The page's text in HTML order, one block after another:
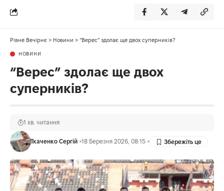
Рівне Вечірнє > Новини > “Верес” здолає ще двох суперників?
НОВИНИ
“Верес” здолає ще двох
суперників?
Ткаченко Сергій 18 Березня 2026, 08:15
1 хв. читання